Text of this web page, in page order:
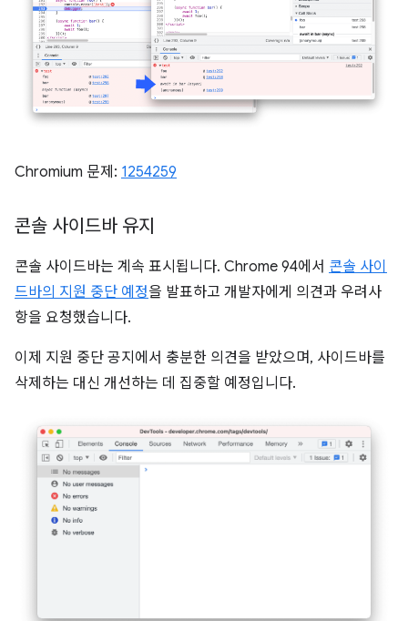
Chromium 문제: 1254259
콘솔 사이드바 유지
콘솔 사이드바는 계속 표시됩니다. Chrome 94에서 콘솔 사이
드바의 지원 중단 예정을 발표하고 개발자에게 의견과 우려사
항을 요청했습니다.
이제 지원 중단 공지에서 충분한 의견을 받았으며, 사이드바를
삭제하는 대신 개선하는 데 집중할 예정입니다.